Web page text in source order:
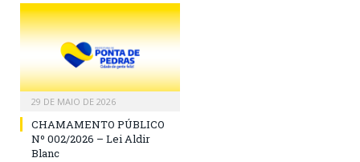
29 DE MAIO DE 2026
CHAMAMENTO PÚBLICO
Nº 002/2026 – Lei Aldir
Blanc